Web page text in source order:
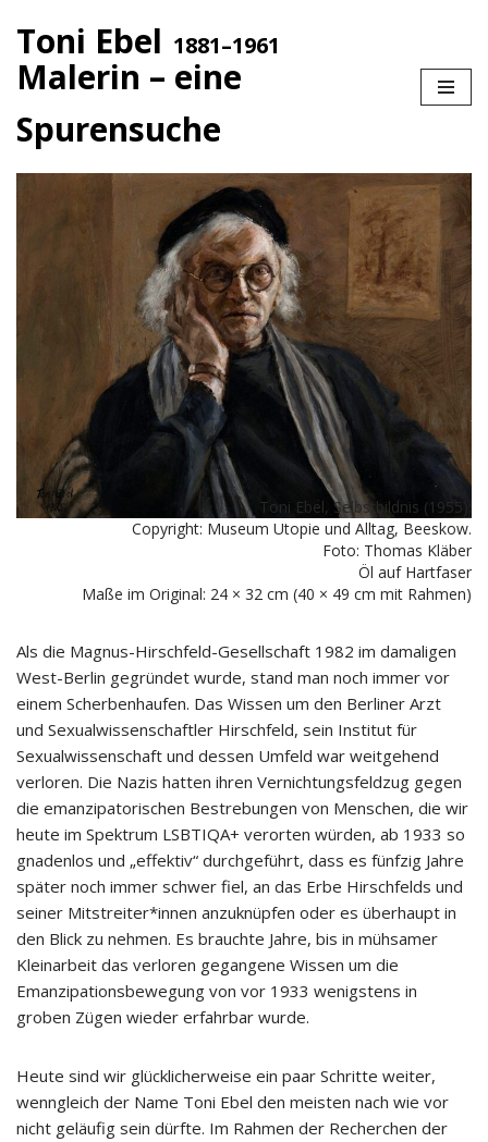
Zum
Inhalt
Toni Ebel 1881–1961
Malerin – eine
Spurensuche
Toni Ebel, Selbstbildnis (1955).
Copyright: Museum Utopie und Alltag, Beeskow.
Foto: Thomas Kläber
Öl auf Hartfaser
Maße im Original: 24 × 32 cm (40 × 49 cm mit Rahmen)
Als die Magnus-Hirschfeld-Gesellschaft 1982 im damaligen
West-Berlin gegründet wurde, stand man noch immer vor
einem Scherbenhaufen. Das Wissen um den Berliner Arzt
und Sexualwissenschaftler Hirschfeld, sein Institut für
Sexualwissenschaft und dessen Umfeld war weitgehend
verloren. Die Nazis hatten ihren Vernichtungsfeldzug gegen
die emanzipatorischen Bestrebungen von Menschen, die wir
heute im Spektrum LSBTIQA+ verorten würden, ab 1933 so
gnadenlos und „effektiv“ durchgeführt, dass es fünfzig Jahre
später noch immer schwer fiel, an das Erbe Hirschfelds und
seiner Mitstreiter*innen anzuknüpfen oder es überhaupt in
den Blick zu nehmen. Es brauchte Jahre, bis in mühsamer
Kleinarbeit das verloren gegangene Wissen um die
Emanzipationsbewegung von vor 1933 wenigstens in
groben Zügen wieder erfahrbar wurde.
Heute sind wir glücklicherweise ein paar Schritte weiter,
wenngleich der Name Toni Ebel den meisten nach wie vor
nicht geläufig sein dürfte. Im Rahmen der Recherchen der